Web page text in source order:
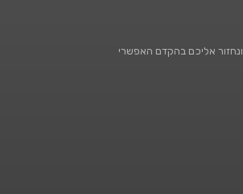
ונחזור אליכם בהקדם האפשרי